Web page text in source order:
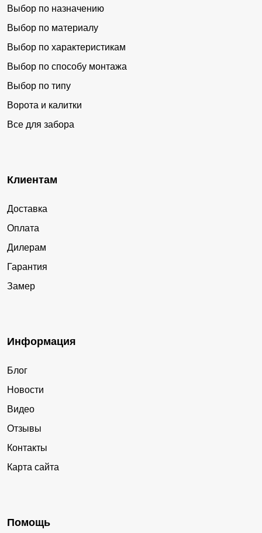
Выбор по назначению
Выбор по материалу
Выбор по характеристикам
Выбор по способу монтажа
Выбор по типу
Ворота и калитки
Все для забора
Клиентам
Доставка
Оплата
Дилерам
Гарантия
Замер
Информация
Блог
Новости
Видео
Отзывы
Контакты
Карта сайта
Помощь